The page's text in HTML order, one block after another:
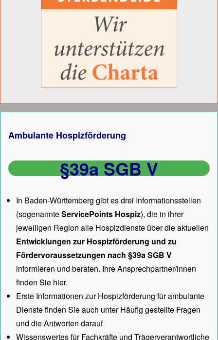
Ambulante Hospizförderung
§39a SGB V
In Baden-Württemberg gibt es drei Informationsstellen
(sogenannteServicePoints Hospiz), die in ihrer
jeweiligen Region alle Hospizdienste über die aktuellen
Entwicklungen zur Hospizförderung und zu
Fördervoraussetzungen nach §39a SGB V
informieren und beraten. Ihre Ansprechpartner/innen
finden Sie hier.
Erste Informationen zur Hospizförderung für ambulante
Dienste finden Sie auch unterHäufig gestellte Fragen
und die Antworten darauf
Wissenswertes für Fachkräfte und Trägerverantwortliche